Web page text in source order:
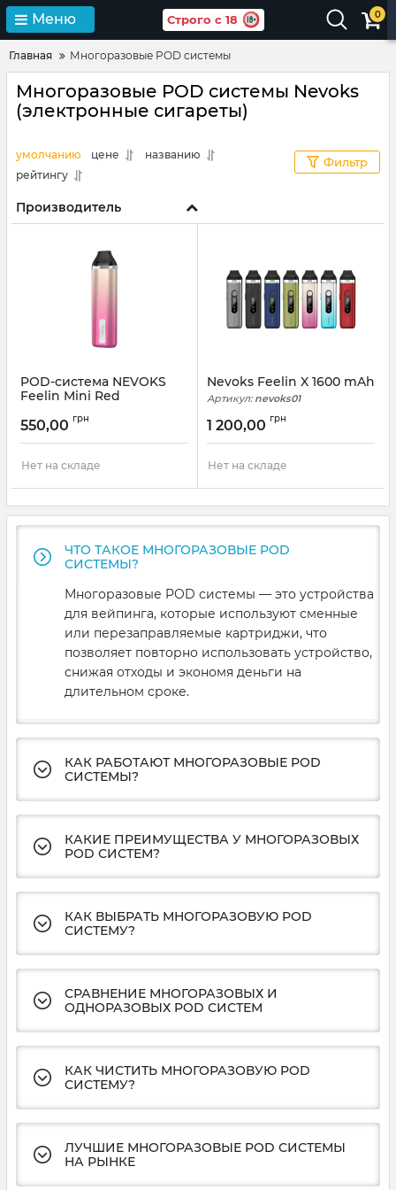
Меню Строго с 18 0
Главная Многоразовые POD системы
Многоразовые POD системы Nevoks
(электронные сигареты)
умолчанию цене
названию
рейтингу
Фильтр
Производитель
POD-система NEVOKS
Feelin Mini Red
550,00 грн
Нет на складе
Nevoks Feelin X 1600 mAh
Артикул:nevoks01
1 200,00 грн
Нет на складе
ЧТО ТАКОЕ МНОГОРАЗОВЫЕ POD
СИСТЕМЫ?
Многоразовые POD системы — это устройства
для вейпинга, которые используют сменные
или перезаправляемые картриджи, что
позволяет повторно использовать устройство,
снижая отходы и экономя деньги на
длительном сроке.
КАК РАБОТАЮТ МНОГОРАЗОВЫЕ POD
СИСТЕМЫ?
КАКИЕ ПРЕИМУЩЕСТВА У МНОГОРАЗОВЫХ
POD СИСТЕМ?
КАК ВЫБРАТЬ МНОГОРАЗОВУЮ POD
СИСТЕМУ?
СРАВНЕНИЕ МНОГОРАЗОВЫХ И
ОДНОРАЗОВЫХ POD СИСТЕМ
КАК ЧИСТИТЬ МНОГОРАЗОВУЮ POD
СИСТЕМУ?
ЛУЧШИЕ МНОГОРАЗОВЫЕ POD СИСТЕМЫ
НА РЫНКЕ